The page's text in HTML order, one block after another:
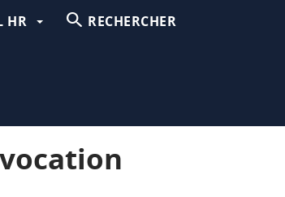
HR RECHERCHER